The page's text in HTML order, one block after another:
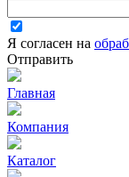
Я согласен на
Отправить
Главная
Компания
Каталог